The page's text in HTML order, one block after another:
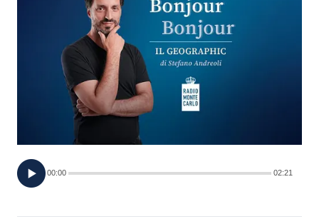
VIDEO
PRINCIPATO
DI
MONACO
00:00 02:21